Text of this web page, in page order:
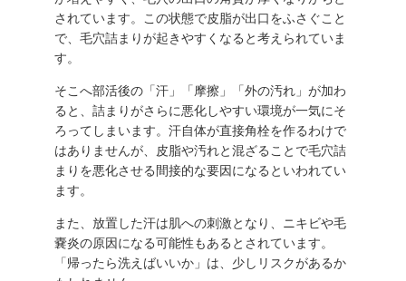
されています。この状態で皮脂が出口をふさぐこと
で、毛穴詰まりが起きやすくなると考えられていま
す。
そこへ部活後の「汗」「摩擦」「外の汚れ」が加わ
ると、詰まりがさらに悪化しやすい環境が一気にそ
ろってしまいます。汗自体が直接角栓を作るわけで
はありませんが、皮脂や汚れと混ざることで毛穴詰
まりを悪化させる間接的な要因になるといわれてい
ます。
また、放置した汗は肌への刺激となり、ニキビや毛
嚢炎の原因になる可能性もあるとされています。
「帰ったら洗えばいいか」は、少しリスクがあるか